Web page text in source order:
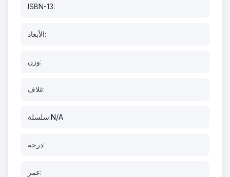
ISBN-13:
الأبعاد:
وزن:
غلاف:
سلسلة:N/A
درجة:
عمر: